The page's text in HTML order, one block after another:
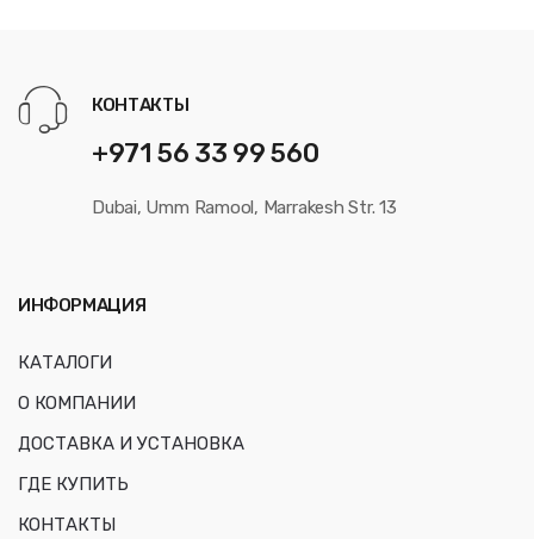
КОНТАКТЫ
+971 56 33 99 560
Dubai, Umm Ramool, Marrakesh Str. 13
ИНФОРМАЦИЯ
КАТАЛОГИ
О КОМПАНИИ
ДОСТАВКА И УСТАНОВКА
ГДЕ КУПИТЬ
КОНТАКТЫ